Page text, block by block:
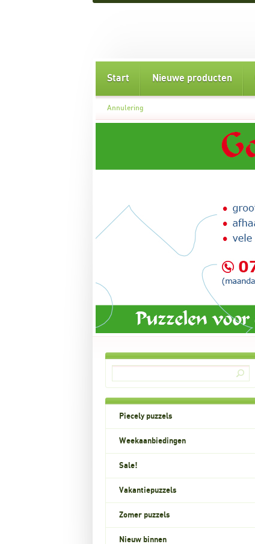
Start Nieuwe producten
Annulering
Piecely puzzels
Weekaanbiedingen
Sale!
Vakantiepuzzels
Zomer puzzels
Nieuw binnen